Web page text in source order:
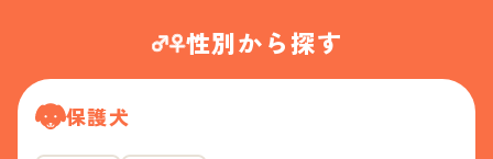
性別から探す
保護犬